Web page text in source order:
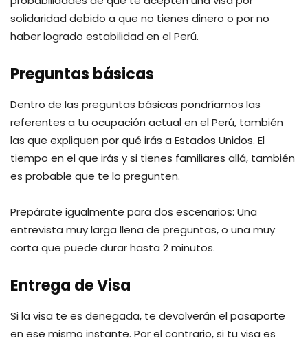
solidaridad debido a que no tienes dinero o por no
haber logrado estabilidad en el Perú.
Preguntas básicas
Dentro de las preguntas básicas pondríamos las
referentes a tu ocupación actual en el Perú, también
las que expliquen por qué irás a Estados Unidos. El
tiempo en el que irás y si tienes familiares allá, también
es probable que te lo pregunten.
Prepárate igualmente para dos escenarios: Una
entrevista muy larga llena de preguntas, o una muy
corta que puede durar hasta 2 minutos.
Entrega de Visa
Si la visa te es denegada, te devolverán el pasaporte
en ese mismo instante. Por el contrario, si tu visa es